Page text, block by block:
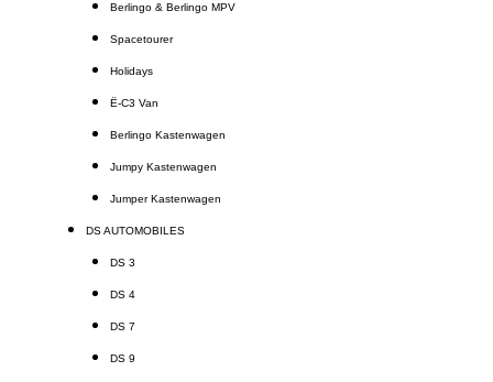
Berlingo & Berlingo MPV
Spacetourer
Holidays
Ë-C3 Van
Berlingo Kastenwagen
Jumpy Kastenwagen
Jumper Kastenwagen
DS AUTOMOBILES
DS 3
DS 4
DS 7
DS 9